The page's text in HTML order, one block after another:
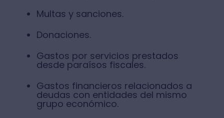
Multas y sanciones.
Donaciones.
Gastos por servicios prestados
desde paraísos fiscales.
Gastos financieros relacionados a
deudas con entidades del mismo
grupo económico.